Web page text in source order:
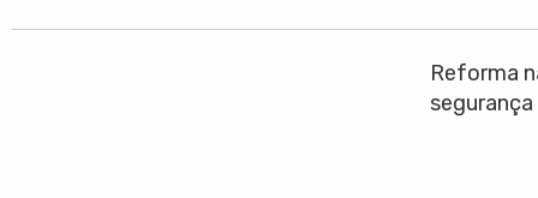
Reforma
segurança